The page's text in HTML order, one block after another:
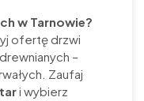
w Tarnowie?
ofertę drzwi
–
Zaufaj
i wybierz